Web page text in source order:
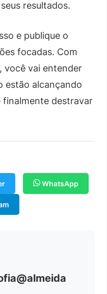
resultados.
e publique o
focadas. Com
você vai entender
estão alcançando
finalmente destravar
WhatsApp